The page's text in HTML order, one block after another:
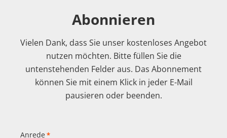
Abonnieren
Vielen Dank, dass Sie unser kostenloses Angebot
nutzen möchten. Bitte füllen Sie die
untenstehenden Felder aus. Das Abonnement
können Sie mit einem Klick in jeder E-Mail
pausieren oder beenden.
Anrede *